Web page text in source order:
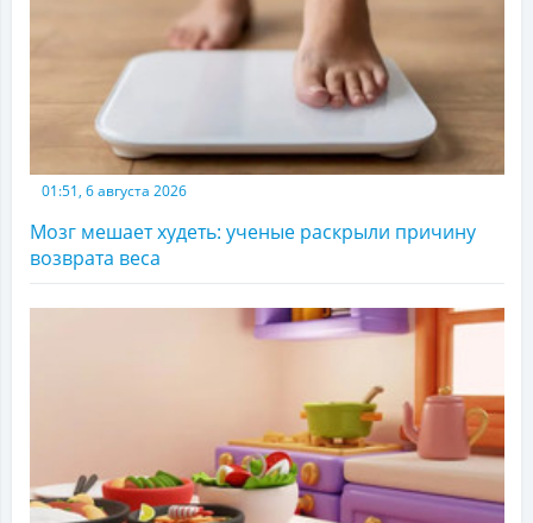
01:51, 6 августа 2026
Мозг мешает худеть: ученые раскрыли причину
возврата веса